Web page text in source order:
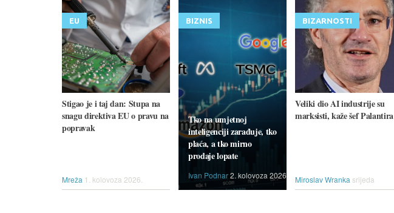
EU
Stigao je i taj dan: Stupa na
snagu direktiva EU o pravu na
popravak
Mreža 1. kolovoza 2026.
BIZNIS
Tko na umjetnoj
inteligenciji zarađuje, tko
plaća, a tko mirno
prodaje lopate
Ivan Podnar2. kolovoza 2026.
BIZARNOSTI
Veliki dio AI industrije su
marksisti, kaže šef Palantira
Miroslav Wranka srijeda